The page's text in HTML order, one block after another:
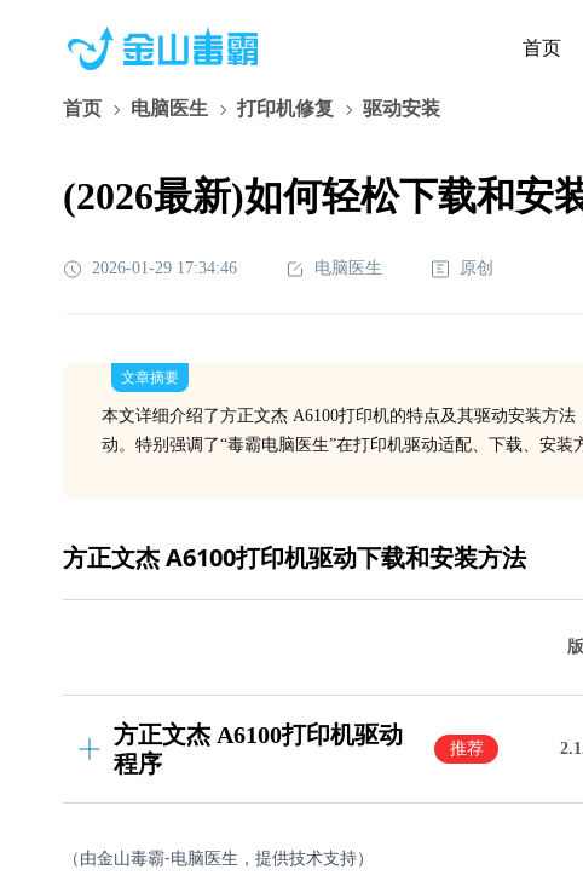
首页
首页 电脑医生 打印机修复 驱动安装
(2026最新)如何轻松下载和安
2026-01-29 17:34:46 电脑医生 原创
文章摘要
本文详细介绍了方正文杰 A6100打印机的特点及其驱动安装方
动。特别强调了“毒霸电脑医生”在打印机驱动适配、下载、安装
方正文杰 A6100打印机驱动下载和安装方法
方正文杰 A6100打印机驱动
程序
推荐
（由金山毒霸-电脑医生，提供技术支持）